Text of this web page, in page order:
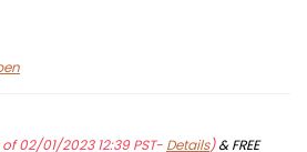
02/01/2023 12:39 PST- Details)&FREE